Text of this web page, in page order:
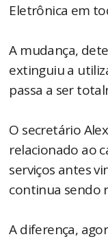
Eletrônica em
A mudança,
extinguiu a
passa a ser
O secretário
relacionado ao
serviços antes
continua sendo
A diferença,